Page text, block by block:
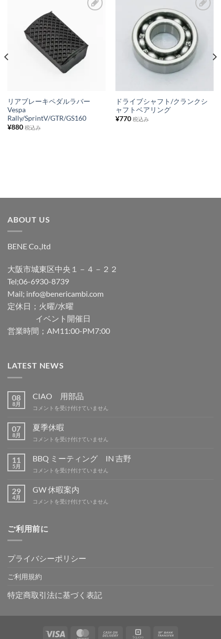
に
入
ス
リアブレーキペダルラバー
Vespa
Rally/SprintV/GTR/GS160
¥880 税込み
お
気
に
入
ドライブシャフト/クランクシ
ャフトベアリング
¥770 税込み
ABOUT US
BENE Co.,ltd
大阪市城東区中央１－４－２２
Tel;06-6930-8739
Mail; info@benericambi.com
定休日；火曜/水曜
イベント開催日
営業時間；AM11:00-PM7:00
LATEST NEWS
08
8月
CIAO 用部品
CIAO
部
品
は
コメントを受け付けていません
07
8月
夏季休暇
夏
休
暇
は
コメントを受け付けていません
11
5月
BBQ ミーティング IN 吉野
BBQ
ー
テ
ィ
IN
コメントを受け付けていません
29
4月
GW 休暇案内
GW
案
内
コメントを受け付けていません
ご利用前に
プライバシーポリシー
ご利用規約
特定商取引法に基づく表記